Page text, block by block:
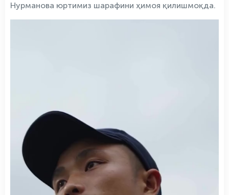
Нурманова юртимиз шарафини ҳимоя қилишмоқда.